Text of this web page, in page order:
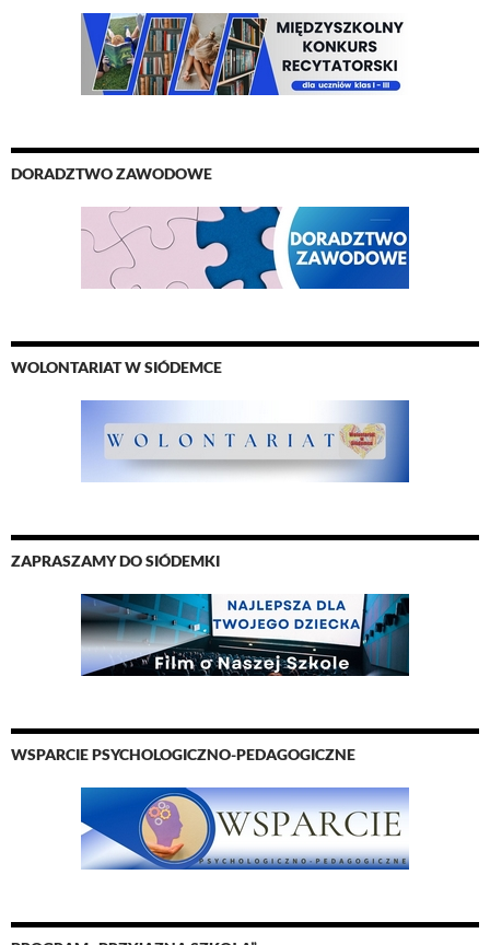
DORADZTWO ZAWODOWE
WOLONTARIAT W SIÓDEMCE
ZAPRASZAMY DO SIÓDEMKI
WSPARCIE PSYCHOLOGICZNO-PEDAGOGICZNE